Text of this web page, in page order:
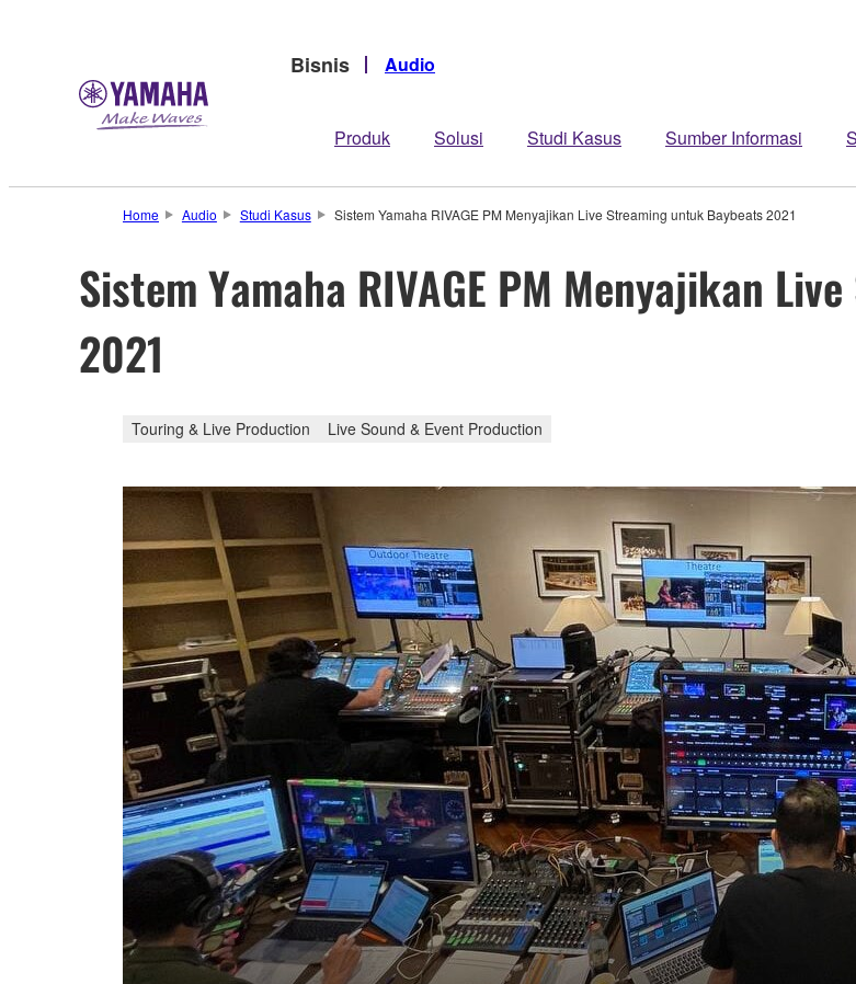
Bisnis Audio
Produk Solusi Studi Kasus Sumber Informasi
Home Audio Studi Kasus Sistem Yamaha RIVAGE PM Menyajikan Live Streaming untuk Baybeats 2021
Sistem Yamaha RIVAGE PM Menyajikan
2021
Touring & Live Production Live Sound & Event Production